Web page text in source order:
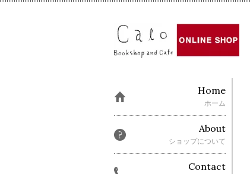
Home
ホーム
About
ショップについて
Contact